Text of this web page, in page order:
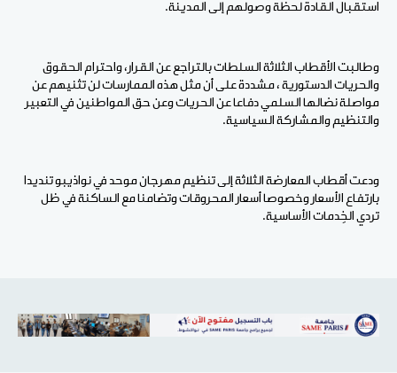
استقبال القادة لحظة وصولهم إلى المدينة.
وطالبت الأقطاب الثلاثة السلطات بالتراجع عن القرار، واحترام الحقوق
والحريات الدستورية ، مشددة على أن مثل هذه الممارسات لن تثنيهم عن
مواصلة نضالها السلمي دفاعا عن الحريات وعن حق المواطنين في التعبير
والتنظيم والمشاركة السياسية.
ودعت أقطاب المعارضة الثلاثة إلى تنظيم مهرجان موحد في نواذيبو تنديدا
بارتفاع الأسعار وخصوصا أسعار المحروقات وتضامنا مع الساكنة في ظل
تردي الخِدمات الأساسية.